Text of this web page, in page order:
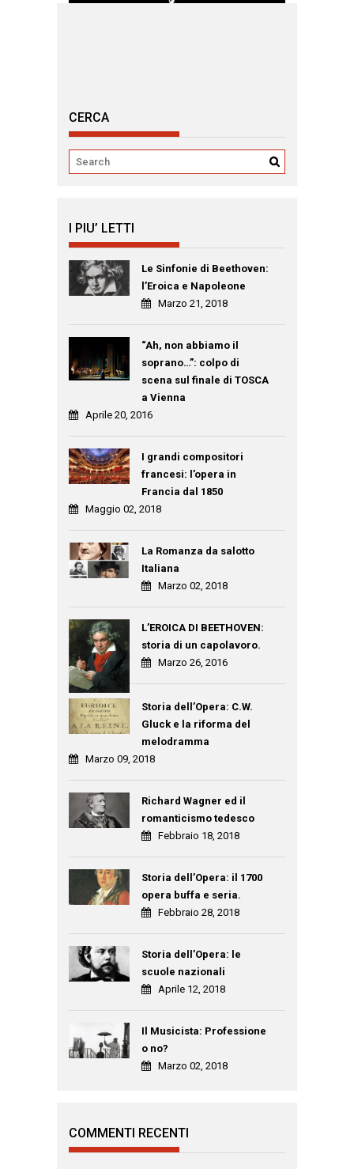
CERCA
I PIU’ LETTI
Le Sinfonie di Beethoven:
l’Eroica e Napoleone
Marzo 21, 2018
“Ah, non abbiamo il
soprano…”: colpo di
scena sul finale di TOSCA
a Vienna
Aprile 20, 2016
I grandi compositori
francesi: l’opera in
Francia dal 1850
Maggio 02, 2018
La Romanza da salotto
Italiana
Marzo 02, 2018
L’EROICA DI BEETHOVEN:
storia di un capolavoro.
Marzo 26, 2016
Storia dell’Opera: C.W.
Gluck e la riforma del
melodramma
Marzo 09, 2018
Richard Wagner ed il
romanticismo tedesco
Febbraio 18, 2018
Storia dell’Opera: il 1700
opera buffa e seria.
Febbraio 28, 2018
Storia dell’Opera: le
scuole nazionali
Aprile 12, 2018
Il Musicista: Professione
o no?
Marzo 02, 2018
COMMENTI RECENTI